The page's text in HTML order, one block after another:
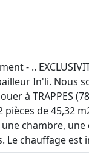
- ..
In'li. Nous
à TRAPPES
de 45,32
une chambre,
Le chauffage est